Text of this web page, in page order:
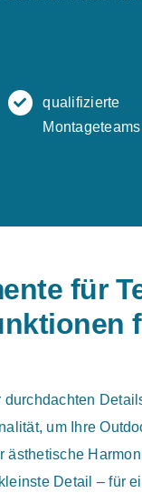
qualifizierte
Montageteams
für
um Ihre
ästhetische
Detail – für